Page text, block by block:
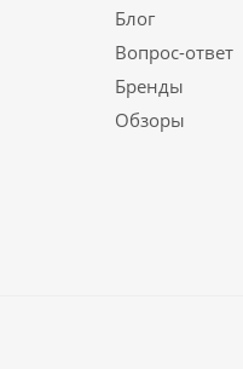
Блог
Вопрос-ответ
Бренды
Обзоры